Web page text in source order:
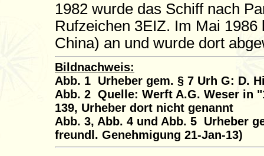
1982 wurde das Schiff nach
Rufzeichen 3EIZ. Im Mai
China) an und wurde dort
Bildnachweis:
Abb. 1 Urheber gem. § 7 Urh G: D.
Abb. 2 Quelle: Werft A.G. Weser in
139, Urheber dort nicht genannt
Abb. 3, Abb. 4 und Abb. 5 Urheber
freundl. Genehmigung 21-Jan-13)